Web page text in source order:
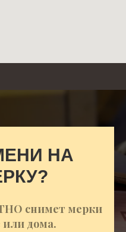
НА
снимет мерки
или дома.